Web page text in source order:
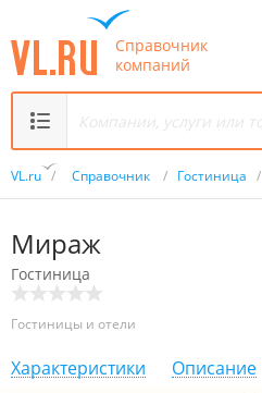
Справочник
компаний
VL.ru / Справочник / Гостиница /
Мираж
Гостиница
Гостиницы и отели
Характеристики Описание